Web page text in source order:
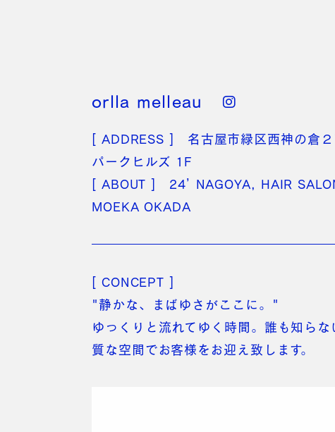
orlla melleau
[ ADDRESS ] 名古屋市緑区西神の倉
パークヒルズ 1F
[ ABOUT ] 24’ NAGOYA, HAIR
MOEKA OKADA
[ CONCEPT ]
"静かな、まばゆさがここに。"
ゆっくりと流れてゆく時間。誰も知ら
質な空間でお客様をお迎え致します。